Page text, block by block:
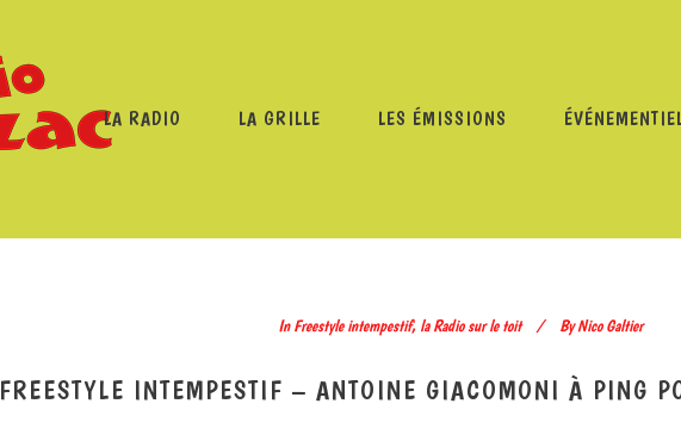
LA RADIO LA GRILLE LES ÉMISSIONS
In Freestyle intempestif, la Radio sur le toit By Nico Galtier
FREESTYLE INTEMPESTIF – ANTOINE GIACOMONI À PING